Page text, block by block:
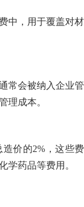
中，用于覆盖对材
常会被纳入企业管
理成本。
价的2%，这些费
学药品等费用。